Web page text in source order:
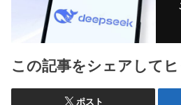
この記事をシェアして
ポスト